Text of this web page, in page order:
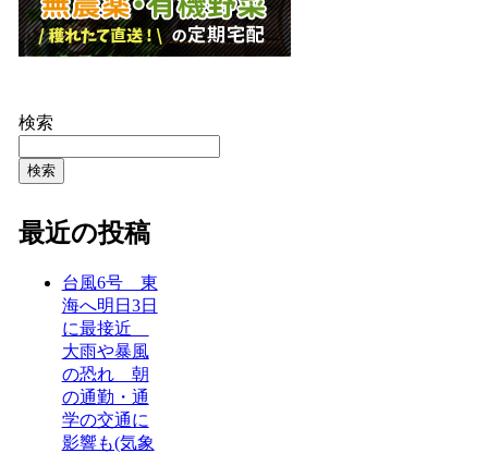
検索
検索
最近の投稿
台風6号 東
海へ明日3日
に最接近
大雨や暴風
の恐れ 朝
の通勤・通
学の交通に
影響も(気象